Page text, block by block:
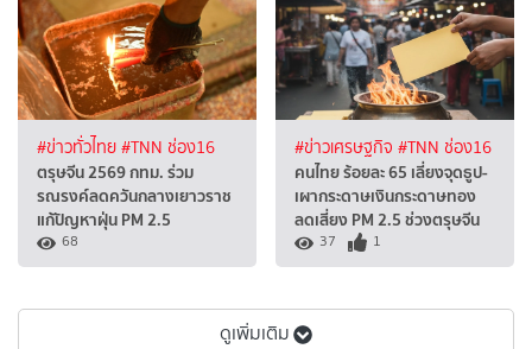
#ข่าวทั่วไทย#TNN ช่อง16
ตรุษจีน 2569 กทม. ร่วม
รณรงค์ลดควันกลางเยาวราช
แก้ปัญหาฝุ่น PM 2.5
68
#ข่าวเศรษฐกิจ #TNN ช่อง16
คนไทย ร้อยละ 65 เลี่ยงจุดธูป-
เผากระดาษเงินกระดาษทอง
ลดเสี่ยง PM 2.5 ช่วงตรุษจีน
37 1
ดูเพิ่มเติม